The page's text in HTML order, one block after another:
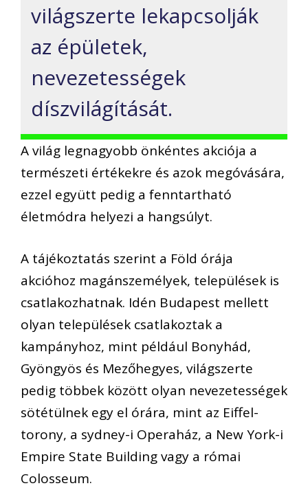
világszerte lekapcsolják
az épületek,
nevezetességek
díszvilágítását.
A világ legnagyobb önkéntes akciója a
természeti értékekre és azok megóvására,
ezzel együtt pedig a fenntartható
életmódra helyezi a hangsúlyt.
A tájékoztatás szerint a Föld órája
akcióhoz magánszemélyek, települések is
csatlakozhatnak. Idén Budapest mellett
olyan települések csatlakoztak a
kampányhoz, mint például Bonyhád,
Gyöngyös és Mezőhegyes, világszerte
pedig többek között olyan nevezetességek
sötétülnek egy el órára, mint az Eiffel-
torony, a sydney-i Operaház, a New York-i
Empire State Building vagy a római
Colosseum.